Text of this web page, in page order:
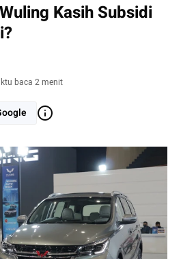
Kasih Subsidi
baca 2 menit